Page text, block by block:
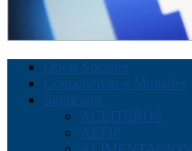
Obras Sociales
Cooperativas y Mutuales
Sindicatos
ACEITEROS
AEFIP